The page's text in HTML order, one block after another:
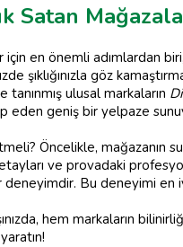
Satan
en önemli adımlardan
şıklığınızla göz
ulusal markaların
geniş bir yelpaze
Öncelikle,
ve provadaki
deneyimdir. Bu deneyimi
hem markaların